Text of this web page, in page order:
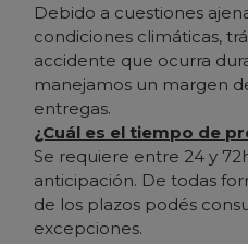
Debido a cuestiones
condiciones climáticas,
accidente que ocurra
manejamos un margen
entregas.
¿Cuál es el tiempo de
Se requiere entre 24 y
anticipación. De todas
de los plazos podés
excepciones.